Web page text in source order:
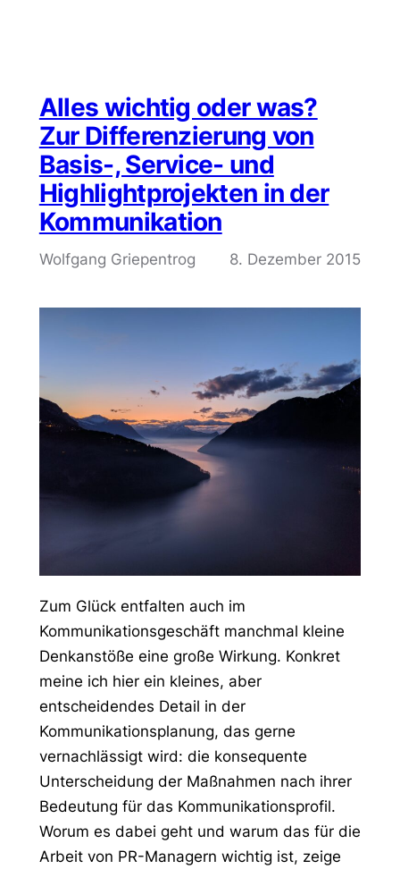
Alles wichtig oder was?
Zur Differenzierung von
Basis-, Service- und
Highlightprojekten in der
Kommunikation
Wolfgang Griepentrog 8. Dezember 2015
Zum Glück entfalten auch im
Kommunikationsgeschäft manchmal kleine
Denkanstöße eine große Wirkung. Konkret
meine ich hier ein kleines, aber
entscheidendes Detail in der
Kommunikationsplanung, das gerne
vernachlässigt wird: die konsequente
Unterscheidung der Maßnahmen nach ihrer
Bedeutung für das Kommunikationsprofil.
Worum es dabei geht und warum das für die
Arbeit von PR-Managern wichtig ist, zeige